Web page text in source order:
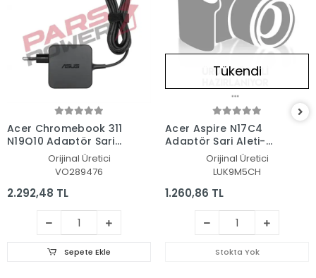
Acer Chromebook 311
N19Q10 Adaptör Şarj
Aleti-CihazıOrijinal Üretici
VO289476
2.292,48 TL
Sepete Ekle
Tükendi
Acer Aspire N17C4
Adaptör Şarj Aleti-
Orijinal Üretici
LUK9M5CH
1.260,86 TL
Stokta Yok